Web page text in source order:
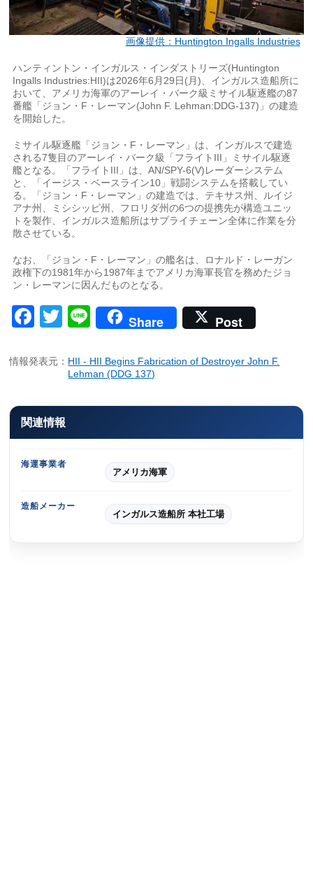
画像提供：Huntington Ingalls Industries
ハンティントン・インガルス・インダストリーズ(Huntington
Ingalls Industries:HII)は2026年6月29日(月)、インガルス造船所に
おいて、アメリカ海軍のアーレイ・バーク級ミサイル駆逐艦の87
番艦「ジョン・F・レーマン(John F. Lehman:DDG-137)」の建造
を開始した。
ミサイル駆逐艦「ジョン・F・レーマン」は、インガルスで建造
される7隻目のアーレイ・バーク級「フライトIII」ミサイル駆逐
艦となる。「フライトIII」は、AN/SPY-6(V)レーダーシステム
と、「イージス・ベースライン10」戦闘システムを搭載してい
る。「ジョン・F・レーマン」の建造では、テキサス州、ルイジ
アナ州、ミシシッピ州、フロリダ州の6つの提携先が構造ユニッ
トを製作、インガルス造船所はサプライチェーン全体に作業を分
散させている。
なお、「ジョン・F・レーマン」の艦名は、ロナルド・レーガン
政権下の1981年から1987年までアメリカ海軍長官を務めたジョ
ン・レーマンに因んだものとなる。
Facebook
Twitter
LineShare Post
情報発表元： HII - HII Begins Fabrication of Destroyer John F.
Lehman (DDG 137)
関連情報
海運事業者
アメリカ海軍
造船メーカー
インガルス造船所 本社工場